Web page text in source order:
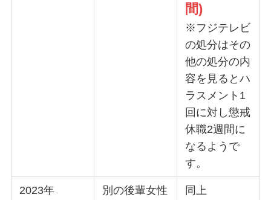
間)
※フジテレビ
の処分はその
他の処分の内
容を見るとハ
ラスメント1
回に対し懲戒
休職2週間に
なるようで
す。
2023年
別の後輩女性
同上